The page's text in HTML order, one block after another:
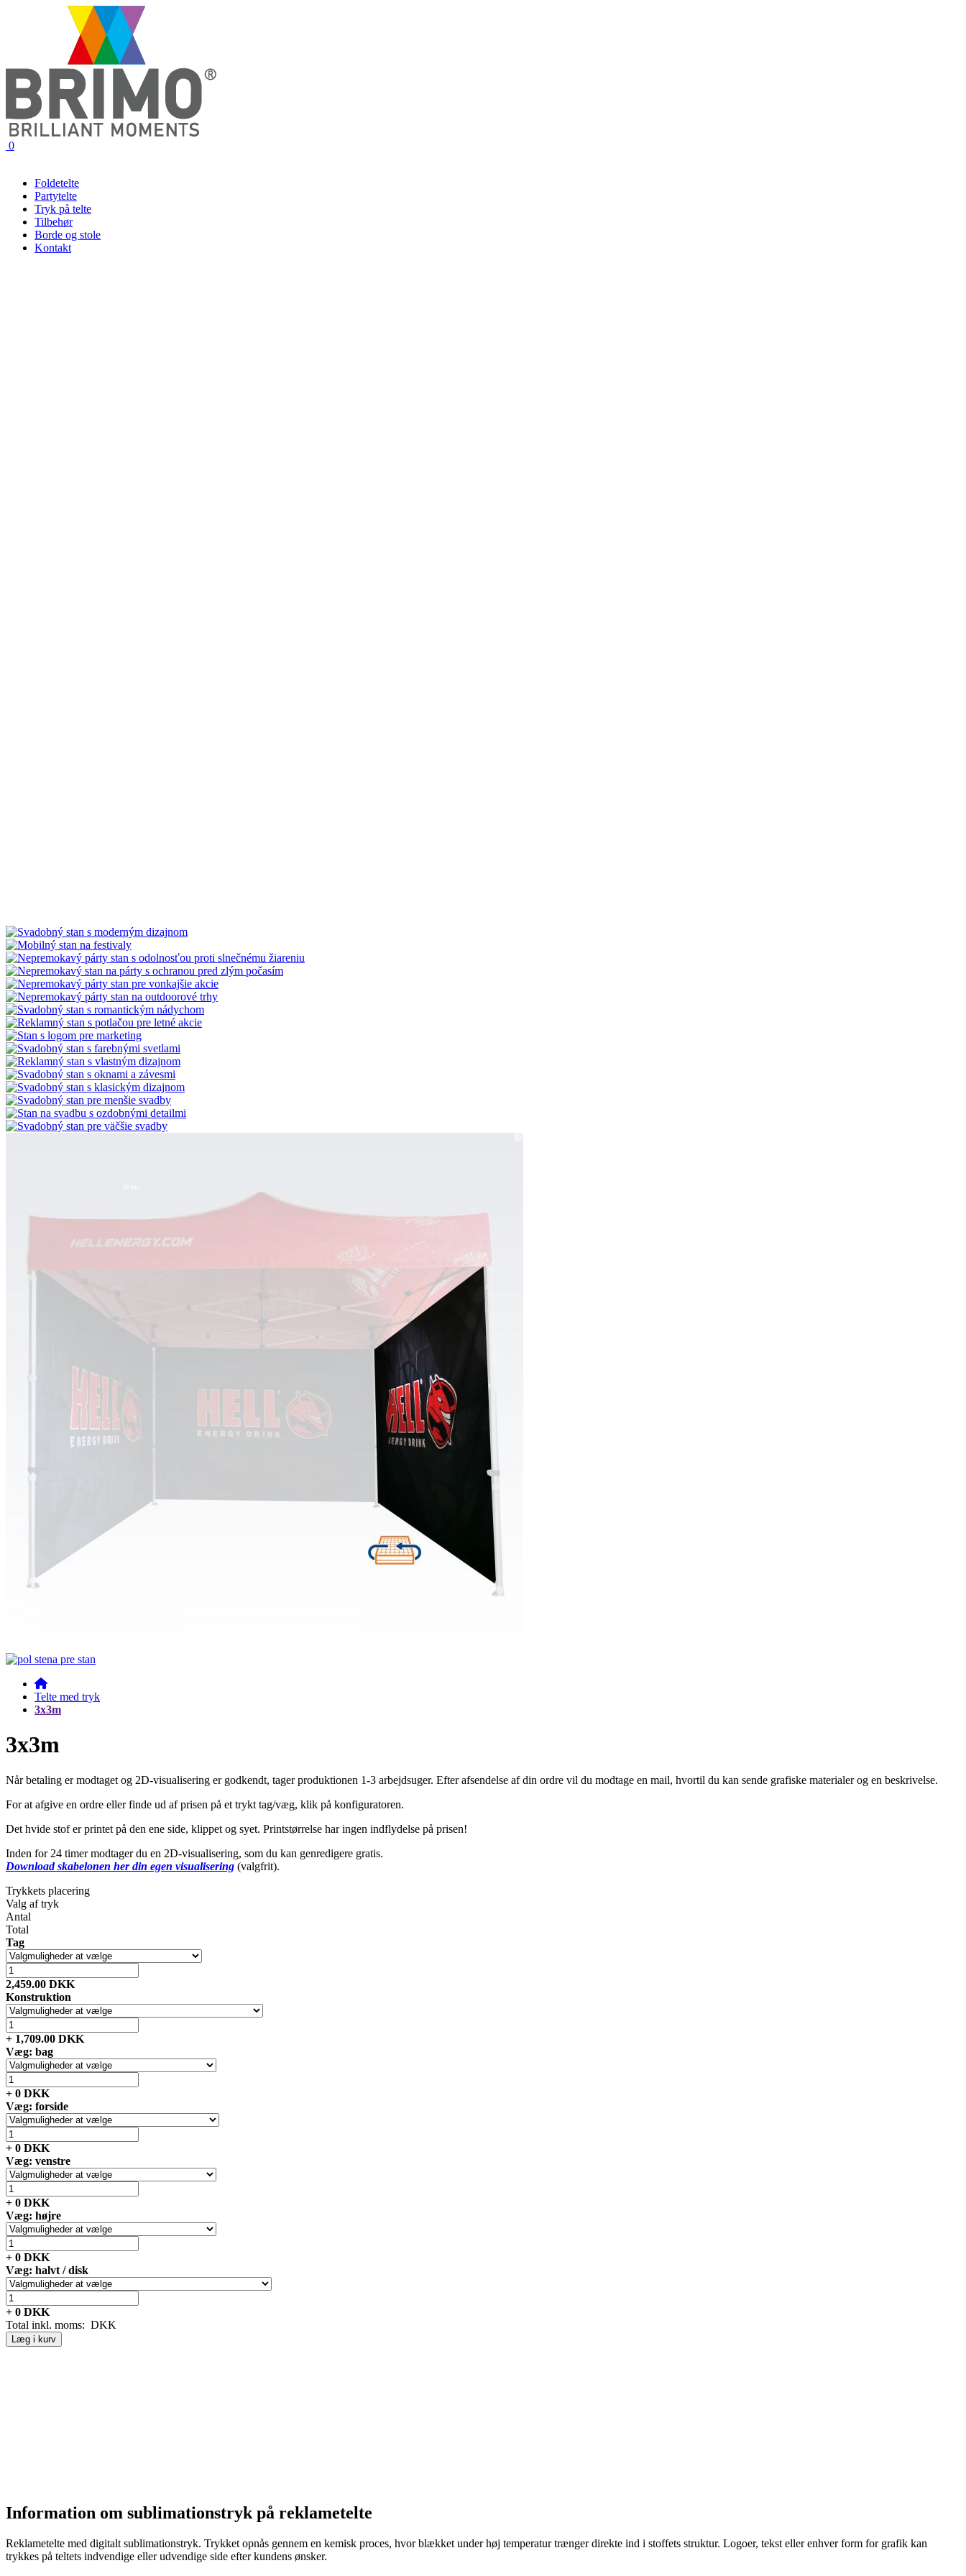
0
Foldetelte
Partytelte
Tryk på telte
Tilbehør
Borde og stole
Kontakt
Telte med tryk
3x3m
3x3m
Når betaling er modtaget og 2D-visualisering er godkendt, tager produktionen 1-3 arbejdsuger. Efter afsendelse af din ordre vil du modtage en mail, hvortil du kan sende grafiske materialer og en beskrivelse.
For at afgive en ordre eller finde ud af prisen på et trykt tag/væg, klik på konfiguratoren.
Det hvide stof er printet på den ene side, klippet og syet. Printstørrelse har ingen indflydelse på prisen!
Inden for 24 timer modtager du en 2D-visualisering, som du kan genredigere gratis.
Download skabelonen her din egen visualisering (valgfrit).
Trykkets placering
Valg af tryk
Antal
Total
Tag
2,459.00 DKK
Konstruktion
+ 1,709.00 DKK
Væg: bag
+ 0 DKK
Væg: forside
+ 0 DKK
Væg: venstre
+ 0 DKK
Væg: højre
+ 0 DKK
Væg: halvt / disk
+ 0 DKK
Total inkl. moms: DKK
Læg i kurv
Information om sublimationstryk på reklametelte
Reklametelte med digitalt sublimationstryk. Trykket opnås gennem en kemisk proces, hvor blækket under høj temperatur trænger direkte ind i stoffets struktur. Logoer, tekst eller enhver form for grafik kan
trykkes på teltets indvendige eller udvendige side efter kundens ønsker.